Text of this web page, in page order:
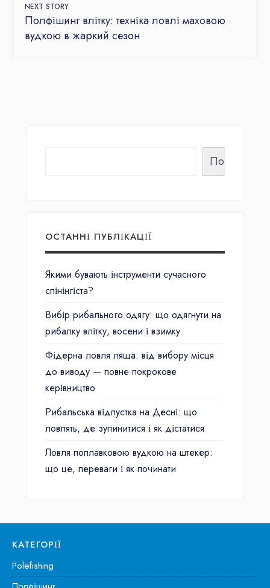
NEXT STORY
Полфішинг влітку: техніка ловлі маховою
вудкою в жаркий сезон
Пошук
ОСТАННІ ПУБЛІКАЦІЇ
Якими бувають інструменти сучасного
спінінгіста?
Вибір рибального одягу: що одягнути на
рибалку влітку, восени і взимку
Фідерна ловля ляща: від вибору місця
до виводу — повне покрокове
керівництво
Рибальська відпустка на Десні: що
ловлять, де зупинитися і як дістатися
Ловля поплавковою вудкою на штекер:
що це, переваги і як починати
КАТЕГОРІЇ
Polefishing